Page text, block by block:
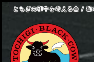
とちぎの和牛を考える会 / 栃